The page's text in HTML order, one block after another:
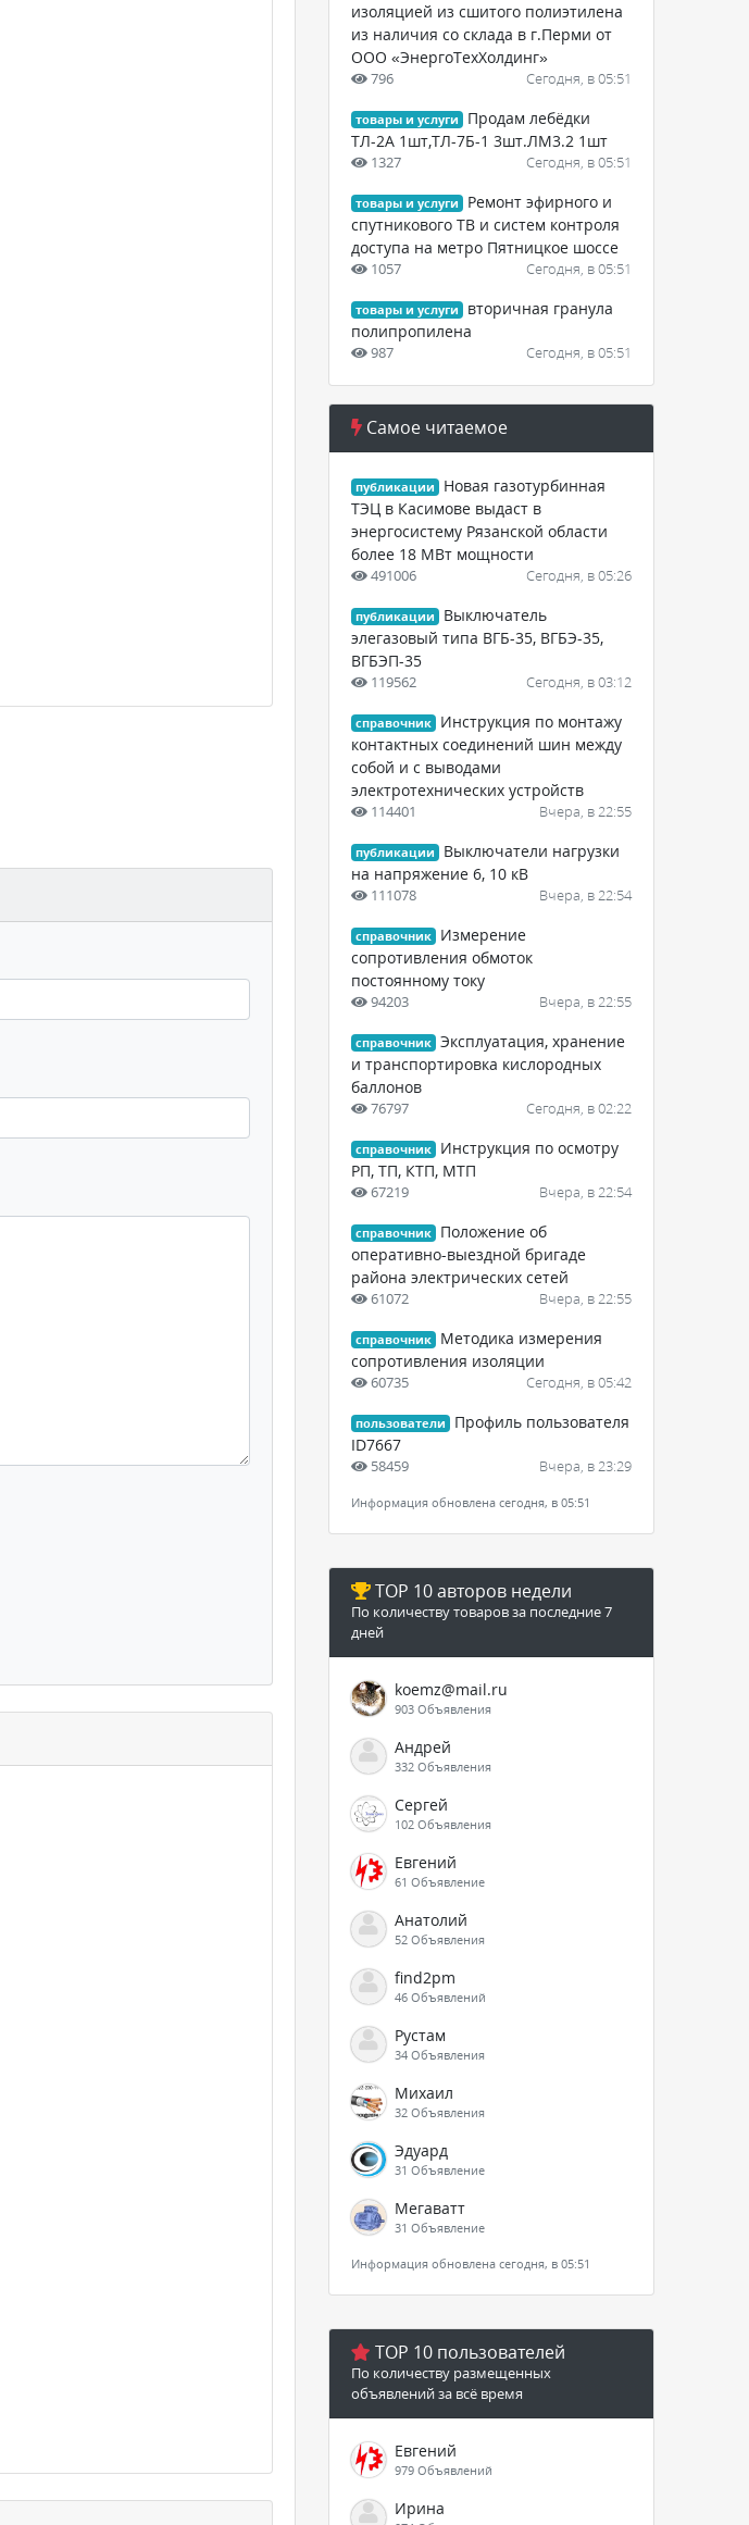
изоляцией из сшитого полиэтилена
из наличия со склада в г.Перми от
ООО «ЭнергоТехХолдинг»
796 Сегодня, в 05:51
товары и услуги
Продам лебёдки
ТЛ-2А 1шт,ТЛ-7Б-1 3шт.ЛМ3.2 1шт
1327 Сегодня, в 05:51
товары и услуги
Ремонт эфирного и
спутникового ТВ и систем контроля
доступа на метро Пятницкое шоссе
1057 Сегодня, в 05:51
товары и услуги
вторичная гранула
полипропилена
987 Сегодня, в 05:51
Самое читаемое
публикации
Новая газотурбинная
ТЭЦ в Касимове выдаст в
энергосистему Рязанской области
более 18 МВт мощности
491006 Сегодня, в 05:26
публикации
Выключатель
элегазовый типа ВГБ-35, ВГБЭ-35,
ВГБЭП-35
119562 Сегодня, в 03:12
справочник
Инструкция по монтажу
контактных соединений шин между
собой и с выводами
электротехнических устройств
114401 Вчера, в 22:55
публикации
Выключатели нагрузки
на напряжение 6, 10 кВ
111078 Вчера, в 22:54
справочник
Измерение
сопротивления обмоток
постоянному току
94203 Вчера, в 22:55
справочник Эксплуатация, хранение
и транспортировка кислородных
баллонов
76797 Сегодня, в 02:22
справочник
Инструкция по осмотру
РП, ТП, КТП, МТП
67219 Вчера, в 22:54
справочник
Положение об
оперативно-выездной бригаде
района электрических сетей
61072 Вчера, в 22:55
справочник
Методика измерения
сопротивления изоляции
60735 Сегодня, в 05:42
пользователи
Профиль пользователя
ID7667
58459 Вчера, в 23:29
Информация обновлена сегодня, в 05:51
TOP 10 авторов недели
По количеству товаров за последние 7
дней
koemz@mail.ru
903 Объявления
Андрей
332 Объявления
Сергей
102 Объявления
Евгений
61 Объявление
Анатолий
52 Объявления
find2pm
46 Объявлений
Рустам
34 Объявления
Михаил
32 Объявления
Эдуард
31 Объявление
Мегаватт
31 Объявление
Информация обновлена сегодня, в 05:51
TOP 10 пользователей
По количеству размещенных
объявлений за всё время
Евгений
979 Объявлений
Ирина